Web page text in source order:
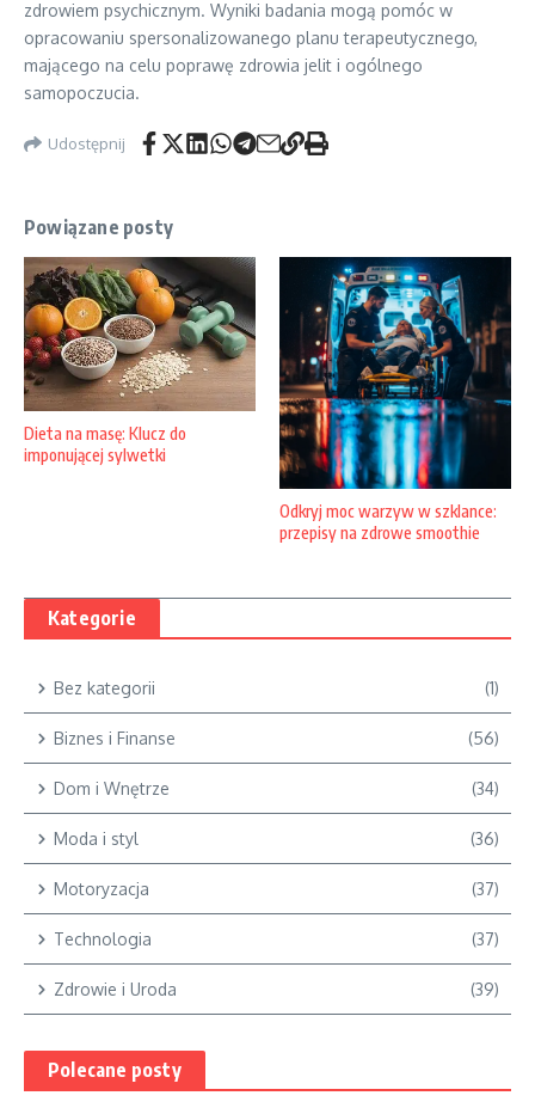
zdrowiem psychicznym. Wyniki badania mogą pomóc w
opracowaniu spersonalizowanego planu terapeutycznego,
mającego na celu poprawę zdrowia jelit i ogólnego
samopoczucia.
Udostępnij
Powiązane posty
Dieta na masę: Klucz do
imponującej sylwetki
Odkryj moc warzyw w szklance:
przepisy na zdrowe smoothie
Kategorie
Bez kategorii (1)
Biznes i Finanse (56)
Dom i Wnętrze (34)
Moda i styl (36)
Motoryzacja (37)
Technologia (37)
Zdrowie i Uroda (39)
Polecane posty